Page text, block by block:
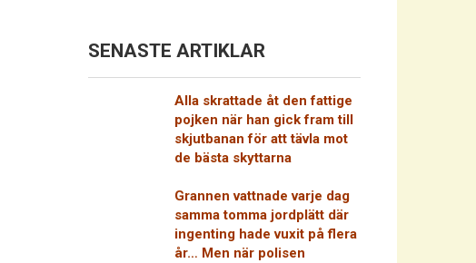
SENASTE ARTIKLAR
Alla skrattade åt den fattige
pojken när han gick fram till
skjutbanan för att tävla mot
de bästa skyttarna
Grannen vattnade varje dag
samma tomma jordplätt där
ingenting hade vuxit på flera
år… Men när polisen